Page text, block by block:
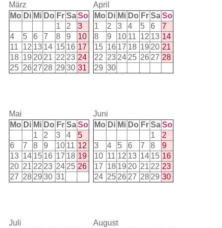
März
Mo Di Mi Do Fr SaSo
1
2
3
4
5 6 7 8 9
10
11
12 13 14 15 16 17
18 19 20 21 22 23 24
25 26 27 28 29 30 31
April
Mo Di Mi Do Fr SaSo
1
2 3 4 5 6
7
8
9 10 11 12 13 14
15 16 17 18 19 20 21
22 23 24 25 26 27 28
29 30
Mai
Mo Di Mi Do Fr SaSo
1
2 3 4
5
6
7 8 9 10 11 12
13 14 15 16 17 18 19
20 21 22 23 24 25 26
27 28 29 30 31
Juni
Mo Di Mi Do Fr SaSo
1
2
3
4 5 6 7 8
9
10 11 12 13 14 15 16
17 18 19 20 21 22 23
24 25 26 27 28 29 30
Juli
August